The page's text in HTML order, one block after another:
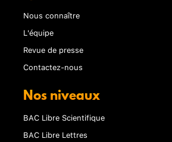
Nous connaître
L'équipe
Revue de presse
Contactez-nous
Nos niveaux
BAC Libre Scientifique
BAC Libre Lettres